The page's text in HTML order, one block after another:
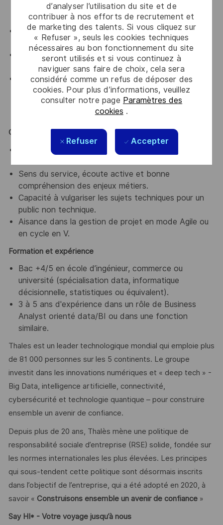
d’analyser l’utilisation du site et de
contribuer à nos efforts de recrutement et
de marketing des talents. Si vous cliquez sur
« Refuser », seuls les cookies techniques
nécessaires au bon fonctionnement du site
seront utilisés et si vous continuez à
naviguer sans faire de choix, cela sera
considéré comme un refus de déposer des
cookies. Pour plus d’informations, veuillez
consulter notre page Paramètres des
cookies .
Refuser Accepter
Server Integration Services (SSIS), ou autres outils
ETL).
Connaissance des API pour intégrer et piloter les
échanges entre systèmes.
Sensibilité à la robustesse, à la sécurité et à la
maintenabilité du code.
Connaissance approfondie des concepts et bonnes
pratiques des Data Warehouses (modélisation,
normalisation, gestion des historisations).
Compétences fonctionnelles et relationnelles
Excellentes capacités d’analyse, de synthèse et de
Sens du service, écoute active et bonne
compréhension des enjeux métiers.
Capacité à vulgariser les sujets techniques pour un
public non technique.
Aisance dans la gestion de projet en mode Agile ou
en cycle en V.
Formation et expérience
Bac +4/5 en école d’ingénieur, commerce ou
université (spécialisation data, informatique
décisionnelle, statistiques ou équivalent).
3 à 5 ans d'expérience dans un rôle de Business
Analyst orienté data/BI ou dans une fonction
similaire.
Thales est un leader technologique mondial qui emploie plus
de 81 000 personnes sur les 5 continents. Le groupe
investit dans les innovations numériques et « deep tech » -
Big Data, intelligence artificielle, connectivité,
cybersécurité et technologie quantique – pour construire
ensemble un avenir de confiance.
Depuis plus de 20 ans, Thalès mène une politique de
responsabilité sociale d’entreprise (RSE) solide, fondée sur
les normes internationales les plus élevées. Les principes
qui sous-tendent cette politique sont désormais inscrits
dans l’objectif de l’entreprise, qui a été adopté en 2020, à
savoir « Construisons ensemble un avenir de confiance»
Say HI * - Votre voyage jusqu’à nous